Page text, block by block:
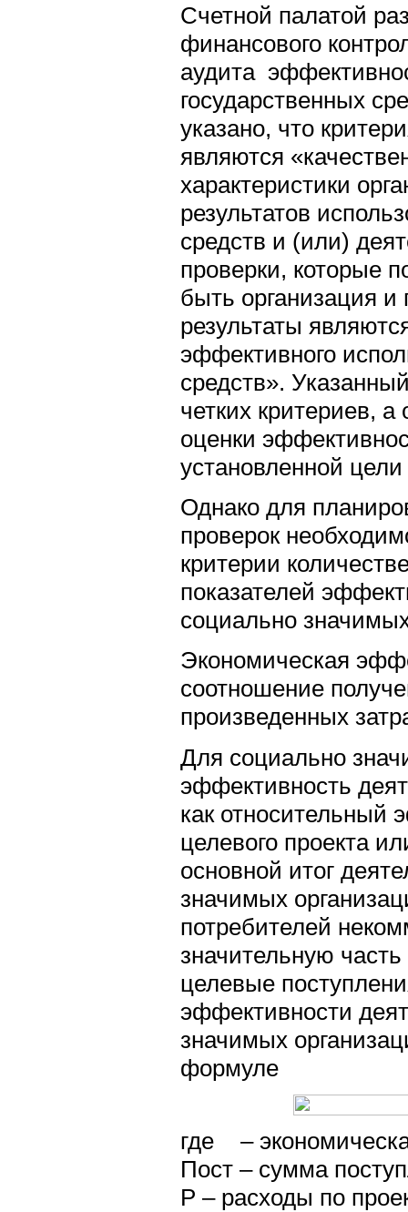
Счетной палатой
финансового
аудита
государственных
указано, что
являются
характеристики
результатов
средств и (или)
проверки, которые
быть организация и
результаты
эффективного
средств».
четких критериев, а
оценки
установленной
Однако для
проверок
критерии
показателей
социально
Экономическая
соотношение
произведенных
Для социально
эффективность
как относительный
целевого проекта
основной итог
значимых
потребителей
значительную
целевые
эффективности
значимых
формуле
где
–
Пост – сумма
Р – расходы по